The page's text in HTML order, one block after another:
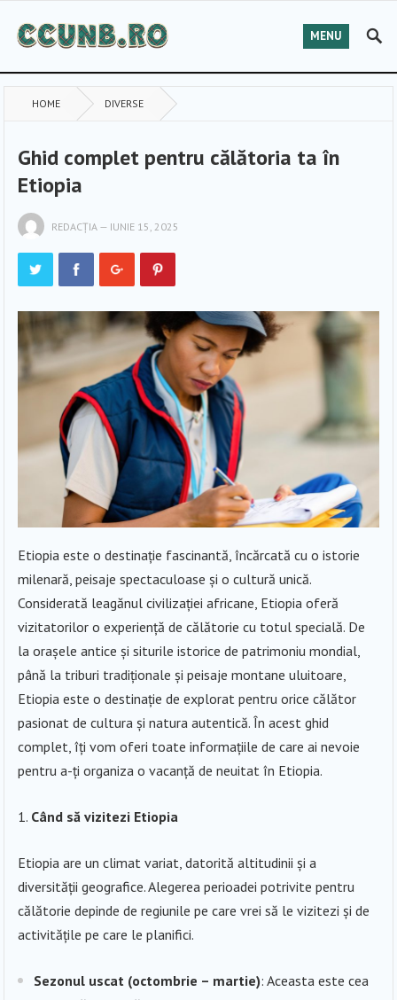
MENU
HOME DIVERSE
Ghid complet pentru călătoria ta în
Etiopia
REDACȚIA — IUNIE 15, 2025
Etiopia este o destinație fascinantă, încărcată cu o istorie
milenară, peisaje spectaculoase și o cultură unică.
Considerată leagănul civilizației africane, Etiopia oferă
vizitatorilor o experiență de călătorie cu totul specială. De
la orașele antice și siturile istorice de patrimoniu mondial,
până la triburi tradiționale și peisaje montane uluitoare,
Etiopia este o destinație de explorat pentru orice călător
pasionat de cultura și natura autentică. În acest ghid
complet, îți vom oferi toate informațiile de care ai nevoie
pentru a-ți organiza o vacanță de neuitat în Etiopia.
Când să vizitezi Etiopia
Etiopia are un climat variat, datorită altitudinii și a
diversității geografice. Alegerea perioadei potrivite pentru
călătorie depinde de regiunile pe care vrei să le vizitezi și de
activitățile pe care le planifici.
Sezonul uscat (octombrie – martie): Aceasta este cea